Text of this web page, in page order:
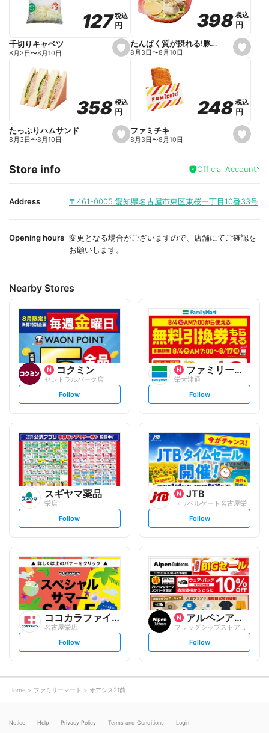
o
r
i
e
o
r
i
e
s
e
o
r
i
e
127
127税込
税込
円
円
千切りキャベツ
8月3日〜8月10日
s
e
o
r
i
e
398
398 税込
税込
円
円
たんぱく質が摂れる!豚しゃぶのパスタサラダ
8月3日〜8月10日
s
e
i
t
358
358税込
税込
円
円
たっぷりハムサンド
8月3日〜8月10日
s
e
a
i
t
248
248 税込
税込
円
円
ファミチキ
8月3日〜8月10日
Store info Official Account
Address 〒461-0005 愛知県名古屋市東区東桜一丁目10番33号
Opening hours 変更となる場合がございますので、店舗にてご確認を
お願いします。
Nearby Stores
コクミン
セントラルパーク店
s
l
o
w
Follow
ファミリーマート
栄大津通
s
l
w
Follow
スギヤマ薬品
栄店
s
l
o
w
Follow
JTB
トラベルゲート名古屋栄
s
l
o
w
Follow
ココカラファイン
名古屋栄店
s
l
o
Follow
アルペンアウトドアーズ
フラッグシップストア名古屋栄店
s
l
Follow
Home ファミリーマート オアシス21前
Notice Help Privacy Policy Terms and Conditions Login